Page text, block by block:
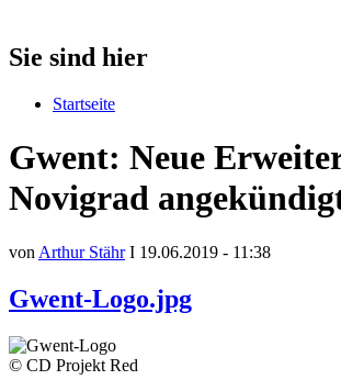
Sie sind hier
Startseite
Gwent: Neue
Novigrad
von Arthur StährI 19.06.2019 - 11:38
Gwent-Logo.jpg
© CD Projekt Red